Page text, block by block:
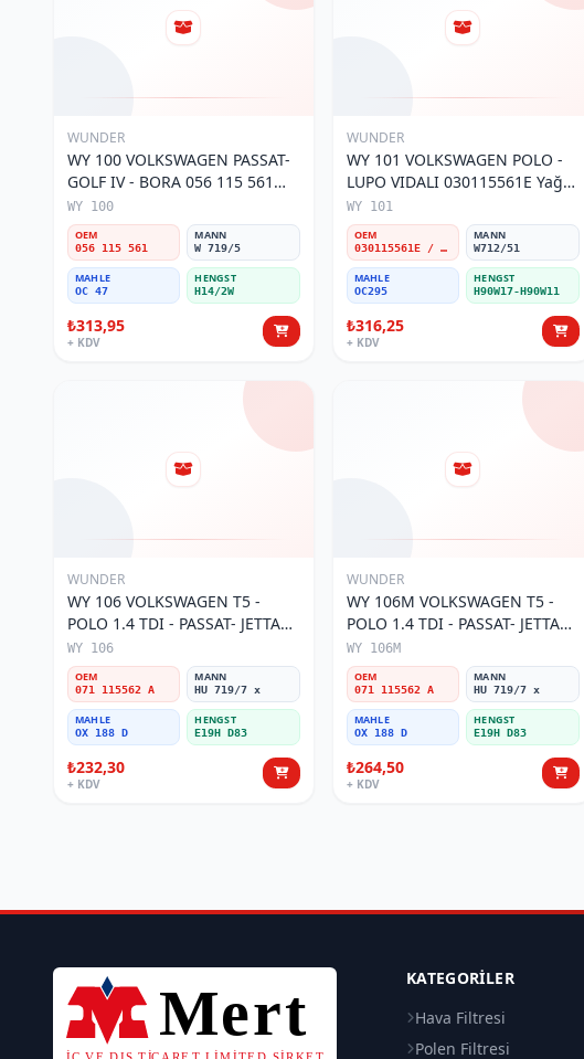
WUNDER
WY 100 VOLKSWAGEN PASSAT-
GOLF IV - BORA 056 115 561
Yağ Filtresi
WY 100
OEM
056 115 561
MANN
W 719/5
MAHLE
OC 47
HENGST
H14/2W
₺313,95
+ KDV
WUNDER
WY 101 VOLKSWAGEN POLO -
LUPO VIDALI 030115561E Yağ
Filtresi
WY 101
OEM
030115561E / 030115561AA / 030115561AB / 030115561AD
MANN
W712/51
MAHLE
OC295
HENGST
H90W17-H90W11
₺316,25
+ KDV
WUNDER
WY 106 VOLKSWAGEN T5 -
POLO 1.4 TDI - PASSAT- JETTA
03-11 071 115562 A Yağ Filtresi
WY 106
OEM
071 115562 A
MANN
HU 719/7 x
MAHLE
OX 188 D
HENGST
E19H D83
₺232,30
+ KDV
WUNDER
WY 106M VOLKSWAGEN T5 -
POLO 1.4 TDI - PASSAT- JETTA
071 115562 A Yağ Filtresi
WY 106M
OEM
071 115562 A
MANN
HU 719/7 x
MAHLE
OX 188 D
HENGST
E19H D83
₺264,50
+ KDV
KATEGORILER
Hava Filtresi
Polen Filtresi